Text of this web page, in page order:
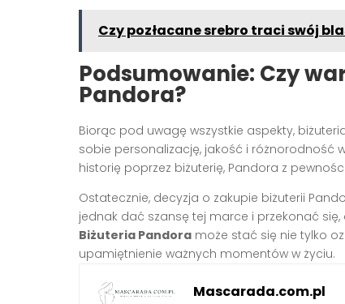
Czy pozłacane srebro traci swój
Podsumowanie: Czy
Pandora?
Biorąc pod uwagę wszystkie aspekty,
sobie personalizację, jakość i różnorodność
historię poprzez biżuterię, Pandora z
Ostatecznie, decyzja o zakupie biżuterii
jednak dać szansę tej marce i przekonać
Biżuteria Pandora może stać się nie tylko
upamiętnienie ważnych momentów w życiu.
Mascarada.com.pl